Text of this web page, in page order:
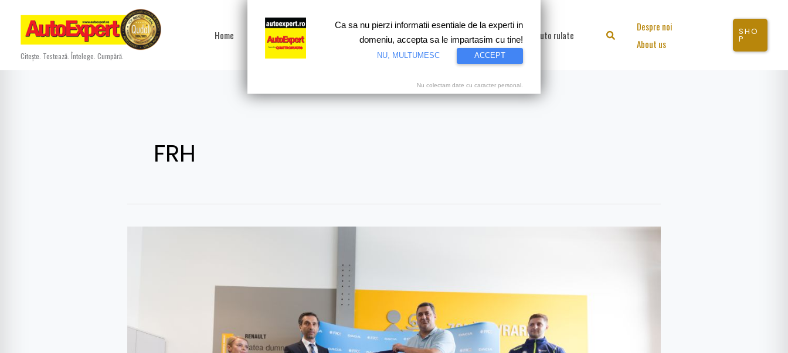
content
Citește. Testează. Întelege. Cumpără.
Home Test drive Motorsport Proiecte speciale Video Auto rulate Search
Despre noi
About us
SHO
P
FRH
handbal
Ca sa nu pierzi informatii esentiale de la experti in
domeniu, accepta sa le impartasim cu tine!
NU, MULTUMESC ACCEPT
Nu colectam date cu caracter personal.